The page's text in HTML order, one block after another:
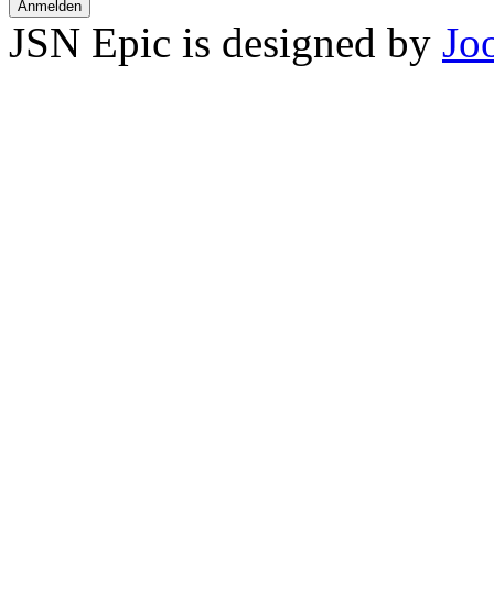
Anmelden
JSN Epic is designed by